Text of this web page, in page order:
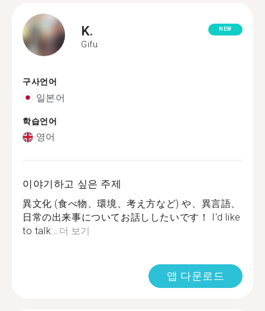
K.
Gifu
NEW
구사언어
일본어
학습언어
영어
이야기하고 싶은 주제
異文化 (食べ物、環境、考え方など) や、異言語、
日常の出来事についてお話ししたいです！ I'd like
to talk...더 보기
앱 다운로드